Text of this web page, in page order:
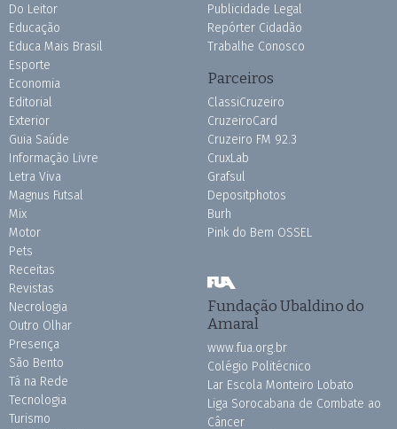
Do Leitor
Educação
Educa Mais Brasil
Esporte
Economia
Editorial
Exterior
Guia Saúde
Informação Livre
Letra Viva
Magnus Futsal
Mix
Motor
Pets
Receitas
Revistas
Necrologia
Outro Olhar
Presença
São Bento
Tá na Rede
Tecnologia
Turismo
Publicidade Legal
Repórter Cidadão
Trabalhe Conosco
Parceiros
ClassiCruzeiro
CruzeiroCard
Cruzeiro FM 92.3
CruxLab
Grafsul
Depositphotos
Burh
Pink do Bem OSSEL
Fundação Ubaldino do
Amaral
www.fua.org.br
Colégio Politécnico
Lar Escola Monteiro Lobato
Liga Sorocabana de Combate ao
Câncer